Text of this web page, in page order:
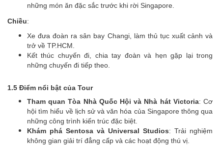
những món ăn đặc sắc trước khi rời Singapore.
Chiều:
Xe đưa đoàn ra sân bay Changi, làm thủ tục xuất cảnh và
trở về TP.HCM.
Kết thúc chuyến đi, chia tay đoàn và hẹn gặp lại trong
những chuyến đi tiếp theo.
1.5 Điểm nổi bật của Tour
Tham quan Tòa Nhà Quốc Hội và Nhà hát Victoria: Cơ
hội tìm hiểu về lịch sử và văn hóa của Singapore thông qua
những công trình kiến trúc đặc biệt.
Khám phá Sentosa và Universal Studios: Trải nghiệm
không gian giải trí đẳng cấp và các hoạt động thú vị.